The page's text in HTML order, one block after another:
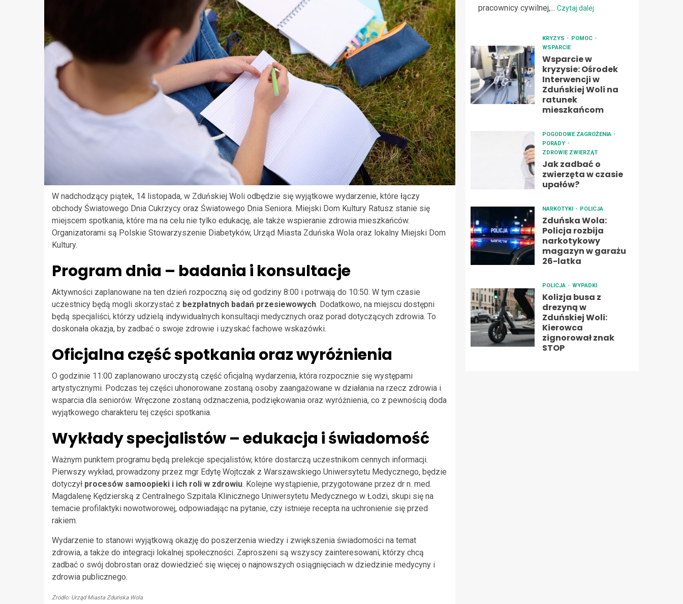
W nadchodzący piątek, 14 listopada, w Zduńskiej Woli odbędzie się wyjątkowe wydarzenie, które łączy
obchody Światowego Dnia Cukrzycy oraz Światowego Dnia Seniora. Miejski Dom Kultury Ratusz stanie się
miejscem spotkania, które ma na celu nie tylko edukację, ale także wspieranie zdrowia mieszkańców.
Organizatorami są Polskie Stowarzyszenie Diabetyków, Urząd Miasta Zduńska Wola oraz lokalny Miejski Dom
Kultury.
Program dnia – badania i konsultacje
Aktywności zaplanowane na ten dzień rozpoczną się od godziny 8:00 i potrwają do 10:50. W tym czasie
uczestnicy będą mogli skorzystać z bezpłatnych badań przesiewowych. Dodatkowo, na miejscu dostępni
będą specjaliści, którzy udzielą indywidualnych konsultacji medycznych oraz porad dotyczących zdrowia. To
doskonała okazja, by zadbać o swoje zdrowie i uzyskać fachowe wskazówki.
Oficjalna część spotkania oraz wyróżnienia
O godzinie 11:00 zaplanowano uroczystą część oficjalną wydarzenia, która rozpocznie się występami
artystycznymi. Podczas tej części uhonorowane zostaną osoby zaangażowane w działania na rzecz zdrowia i
wsparcia dla seniorów. Wręczone zostaną odznaczenia, podziękowania oraz wyróżnienia, co z pewnością doda
wyjątkowego charakteru tej części spotkania.
Wykłady specjalistów – edukacja i świadomość
Ważnym punktem programu będą prelekcje specjalistów, które dostarczą uczestnikom cennych informacji.
Pierwszy wykład, prowadzony przez mgr Edytę Wojtczak z Warszawskiego Uniwersytetu Medycznego, będzie
dotyczył procesów samoopieki i ich roli w zdrowiu. Kolejne wystąpienie, przygotowane przez dr n. med.
Magdalenę Kędzierską z Centralnego Szpitala Klinicznego Uniwersytetu Medycznego w Łodzi, skupi się na
temacie profilaktyki nowotworowej, odpowiadając na pytanie, czy istnieje recepta na uchronienie się przed
rakiem.
Wydarzenie to stanowi wyjątkową okazję do poszerzenia wiedzy i zwiększenia świadomości na temat
zdrowia, a także do integracji lokalnej społeczności. Zaproszeni są wszyscy zainteresowani, którzy chcą
zadbać o swój dobrostan oraz dowiedzieć się więcej o najnowszych osiągnięciach w dziedzinie medycyny i
zdrowia publicznego.
Źródło: Urząd Miasta Zduńska Wola
pracownicy cywilnej,... Czytaj dalej
KRYZYS
POMOC
WSPARCIE
Wsparcie w
kryzysie: Ośrodek
Interwencji w
Zduńskiej Woli na
ratunek
mieszkańcom
POGODOWE ZAGROŻENIA
PORADY
ZDROWIE ZWIERZĄT
Jak zadbać o
zwierzęta w czasie
upałów?
NARKOTYKI POLICJA
Zduńska Wola:
Policja rozbija
narkotykowy
magazyn w garażu
26-latka
POLICJA WYPADKI
Kolizja busa z
drezyną w
Zduńskiej Woli:
Kierowca
zignorował znak
STOP